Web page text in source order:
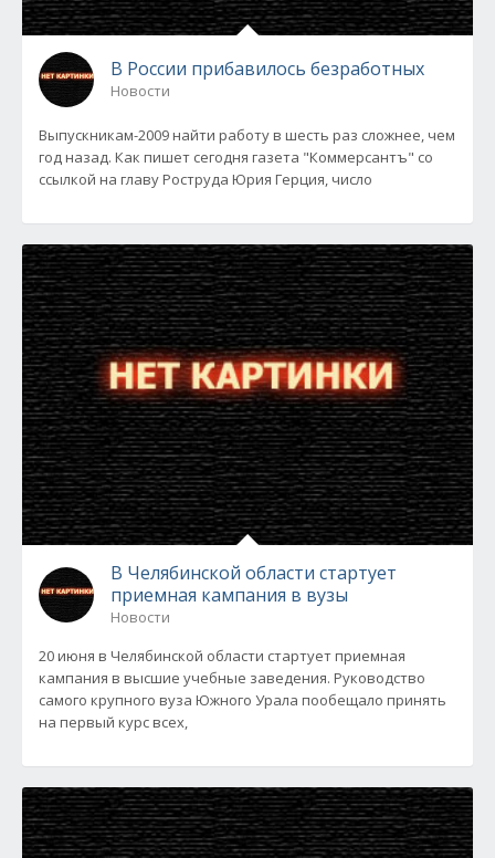
В России прибавилось безработных
Новости
Выпускникам-2009 найти работу в шесть раз сложнее, чем
год назад. Как пишет сегодня газета "Коммерсантъ" со
ссылкой на главу Роструда Юрия Герция, число
В Челябинской области стартует
приемная кампания в вузы
Новости
20 июня в Челябинской области стартует приемная
кампания в высшие учебные заведения. Руководство
самого крупного вуза Южного Урала пообещало принять
на первый курс всех,